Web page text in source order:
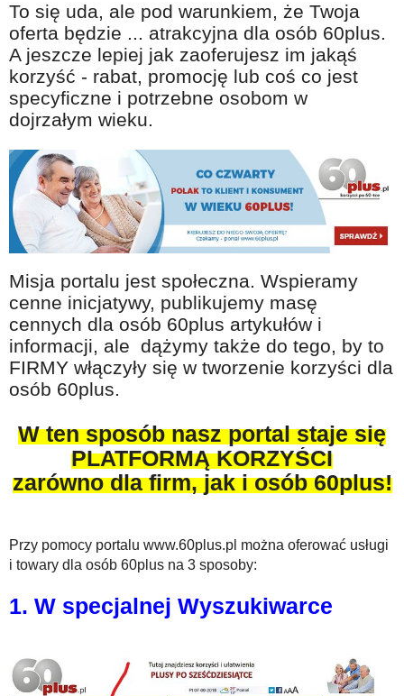
To się uda, ale pod warunkiem, że Twoja
oferta będzie ... atrakcyjna dla osób 60plus.
A jeszcze lepiej jak zaoferujesz im jakąś
korzyść - rabat, promocję lub coś co jest
specyficzne i potrzebne osobom w
dojrzałym wieku.
Misja portalu jest społeczna. Wspieramy
cenne inicjatywy, publikujemy masę
cennych dla osób 60plus artykułów i
informacji, ale dążymy także do tego, by to
FIRMY włączyły się w tworzenie korzyści dla
osób 60plus.
W ten sposób nasz portal staje się
PLATFORMĄ KORZYŚCI
zarówno dla firm, jak i osób 60plus!
Przy pomocy portalu www.60plus.pl można oferować usługi
i towary dla osób 60plus na 3 sposoby:
1. W specjalnej Wyszukiwarce